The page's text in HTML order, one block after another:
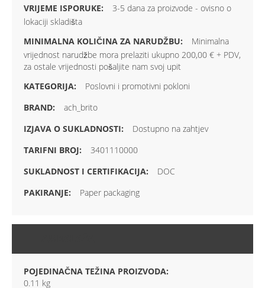
3-5 dana za proizvode - ovisno o
lokaciji skladišta
Minimalna
vrijednost narudžbe mora prelaziti ukupno 200,00 € + PDV,
za ostale vrijednosti pošaljite nam svoj upit
Poslovni i promotivni pokloni
ach_brito
Dostupno na zahtjev
3401110000
DOC
Paper packaging
POJEDINAČNA TEŽINA PROIZVODA:
0.11 kg